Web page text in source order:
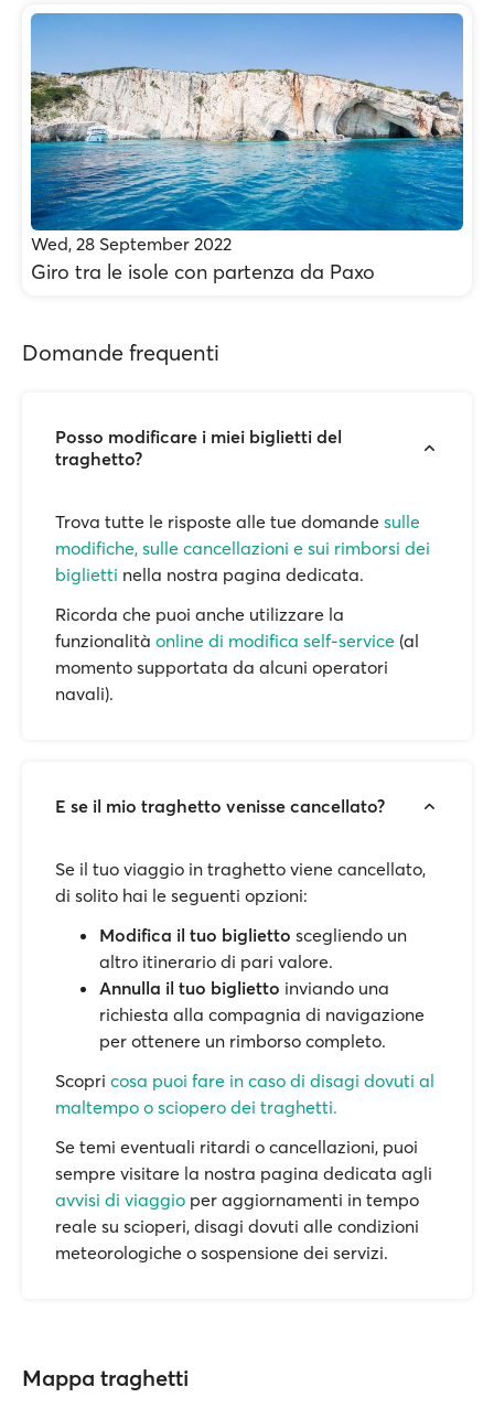
Wed, 28 September 2022
Giro tra le isole con partenza da Paxo
Domande frequenti
Posso modificare i miei biglietti del
traghetto?
Trova tutte le risposte alle tue domande sulle
modifiche, sulle cancellazioni e sui rimborsi dei
biglietti nella nostra pagina dedicata.
Ricorda che puoi anche utilizzare la
funzionalità online di modifica self-service (al
momento supportata da alcuni operatori
navali).
E se il mio traghetto venisse cancellato?
Se il tuo viaggio in traghetto viene cancellato,
di solito hai le seguenti opzioni:
Modifica il tuo biglietto scegliendo un
altro itinerario di pari valore.
Annulla il tuo biglietto inviando una
richiesta alla compagnia di navigazione
per ottenere un rimborso completo.
Scopri cosa puoi fare in caso di disagi dovuti al
maltempo o sciopero dei traghetti.
Se temi eventuali ritardi o cancellazioni, puoi
sempre visitare la nostra pagina dedicata agli
avvisi di viaggio per aggiornamenti in tempo
reale su scioperi, disagi dovuti alle condizioni
meteorologiche o sospensione dei servizi.
Mappa traghetti